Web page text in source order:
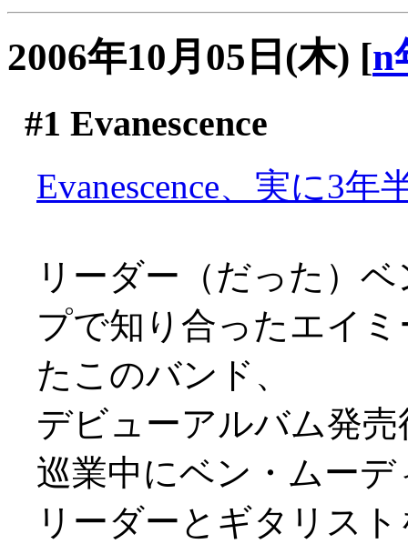
2006年10月05日(木) [n
#1 Evanescence
Evanescence、実に3
リーダー（だった）
プで知り合ったエイ
たこのバンド、
デビューアルバム発
巡業中にベン・ムー
リーダーとギタリス